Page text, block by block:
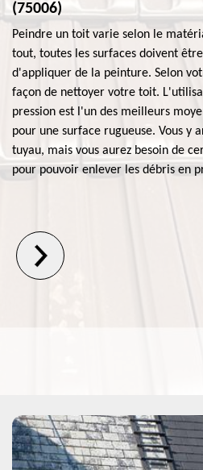
(75006)
Peindre un toit varie selon le
tout, toutes les surfaces doivent
d'appliquer de la peinture. Selon
façon de nettoyer votre toit.
pression est l'un des meilleurs
pour une surface rugueuse. Vous y
tuyau, mais vous aurez besoin de
pour pouvoir enlever les débris en